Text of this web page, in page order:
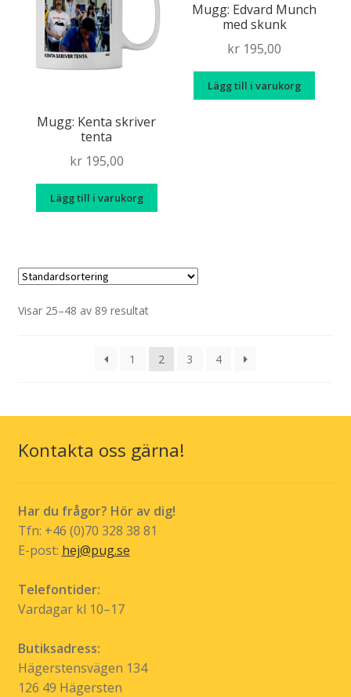
Mugg: Kenta skriver
tenta
kr195,00
Lägg till i varukorg
Mugg: Edvard Munch
med skunk
kr 195,00
Lägg till i varukorg
Visar 25–48 av 89 resultat
1 2 3 4
Kontakta oss gärna!
Har du frågor? Hör av dig!
Tfn: +46 (0)70 328 38 81
E-post: hej@pug.se
Telefontider:
Vardagar kl 10–17
Butiksadress:
Hägerstensvägen 134
126 49 Hägersten